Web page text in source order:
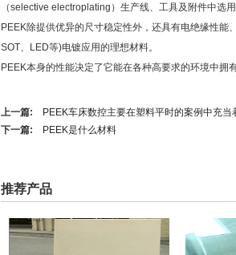
（selective electroplating）生产线、工具及附件中选
PEEK除提供优异的尺寸稳定性外，还具有电绝缘性能
SOT、LED等)电镀应用的理想材料。
PEEK本身的性能决定了它能在各种高要求的环境中拥
上一篇:
PEEK车床数控主要在塑料平时的案例中充当
下一篇:
PEEK是什么材料
推荐产品